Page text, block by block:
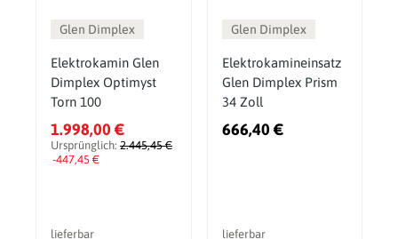
Glen Dimplex
Elektrokamin Glen
Dimplex Optimyst
Torn 100
1.998,00 €
Ursprünglich: 2.445,45 €
-447,45 €
lieferbar
Glen Dimplex
Elektrokamineinsatz
Glen Dimplex Prism
34 Zoll
666,40 €
lieferbar